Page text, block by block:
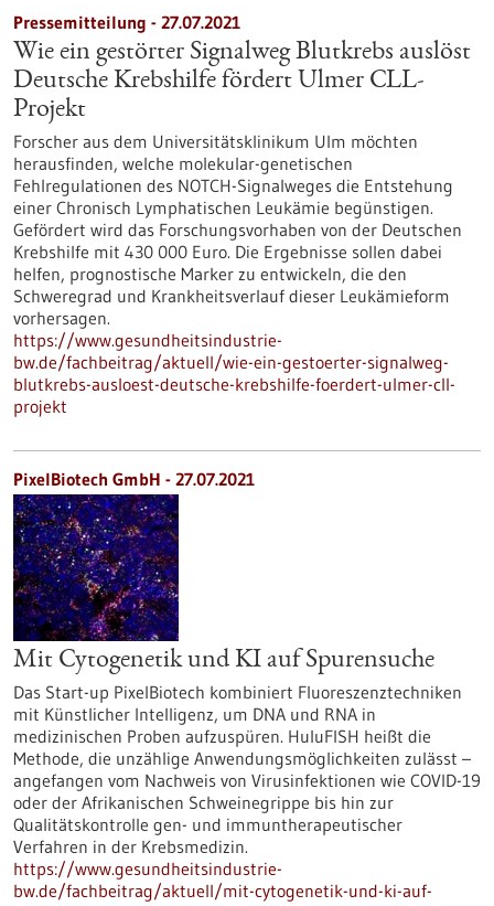
Pressemitteilung - 27.07.2021
Wie ein gestörter Signalweg Blutkrebs auslöst
Deutsche Krebshilfe fördert Ulmer CLL-
Projekt
Forscher aus dem Universitätsklinikum Ulm möchten
herausfinden, welche molekular-genetischen
Fehlregulationen des NOTCH-Signalweges die Entstehung
einer Chronisch Lymphatischen Leukämie begünstigen.
Gefördert wird das Forschungsvorhaben von der Deutschen
Krebshilfe mit 430 000 Euro. Die Ergebnisse sollen dabei
helfen, prognostische Marker zu entwickeln, die den
Schweregrad und Krankheitsverlauf dieser Leukämieform
vorhersagen.
https://www.gesundheitsindustrie-
bw.de/fachbeitrag/aktuell/wie-ein-gestoerter-signalweg-
blutkrebs-ausloest-deutsche-krebshilfe-foerdert-ulmer-cll-
projekt
PixelBiotech GmbH - 27.07.2021
Mit Cytogenetik und KI auf Spurensuche
Das Start-up PixelBiotech kombiniert Fluoreszenztechniken
mit Künstlicher Intelligenz, um DNA und RNA in
medizinischen Proben aufzuspüren. HuluFISH heißt die
Methode, die unzählige Anwendungsmöglichkeiten zulässt –
angefangen vom Nachweis von Virusinfektionen wie COVID-19
oder der Afrikanischen Schweinegrippe bis hin zur
Qualitätskontrolle gen- und immuntherapeutischer
Verfahren in der Krebsmedizin.
https://www.gesundheitsindustrie-
bw.de/fachbeitrag/aktuell/mit-cytogenetik-und-ki-auf-